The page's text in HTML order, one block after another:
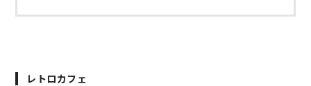
レトロカフェ